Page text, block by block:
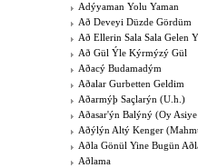
Adýyaman Yolu Yaman
Að Deveyi Düzde Gördüm
Að Ellerin Sala Sala Gelen
Að Gül Ýle Kýrmýzý Gül
Aðacý Budamadým
Aðalar Gurbetten Geldim
Aðarmýþ Saçlarýn (U.h.)
Aðasar'ýn Balýný (Oy
Aðýlýn Altý Kenger
Aðla Gönül Yine Bugün
Aðlama